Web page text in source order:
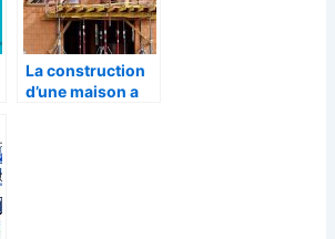
La construction
d’une maison a